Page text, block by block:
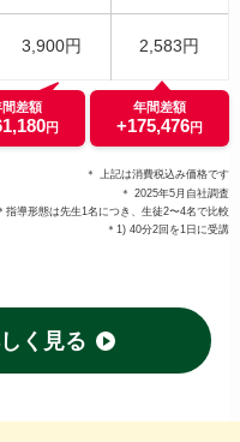
3,900円 2,583円
間差額
円
年間差額
+175,476円
＊ 上記は消費税込み価格です
＊ 2025年5月自社調査
指導形態は先生1名につき、生徒2〜4名で比較
＊1) 40分2回を1日に受講
く見る